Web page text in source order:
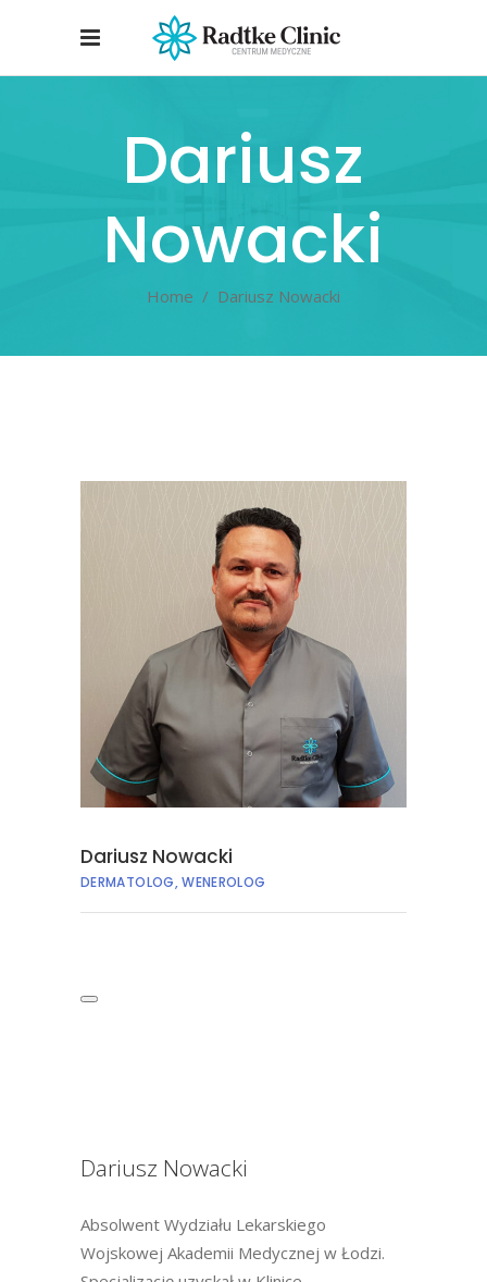
Dariusz
Nowacki
Home / Dariusz Nowacki
Dariusz Nowacki
DERMATOLOG, WENEROLOG
Dariusz Nowacki
Absolwent Wydziału Lekarskiego
Wojskowej Akademii Medycznej w Łodzi.